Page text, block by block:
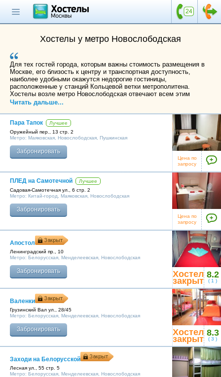
Хостелы у метро Новослободская
Для тех гостей города, которым важны стоимость размещения в
Москве, его близость к центру и транспортная доступность,
наиболее удобными окажутся недорогие гостиницы,
расположенные у станций Кольцевой ветки метрополитена.
Хостелы возле метро Новослободская отвечают всем этим
требованиям. Отсюда пешком за 10-15 минут можно дойти до
площади и детского парка. Всего три остановки на метро
отделяют туристов от Охотного ряда, Александровского сада,
Красной площади, Кремля, Исторического музея и собора
Василия Блаженного. Деловые люди оценят возможность быстро
добраться до Экспоцентра «На Красной Пресне» и Москва-Сити.
Ближайшие железнодорожные вокзалы, расположенные в 10-ти
Белорусский, Ярославский, Ленинградский и Казанский.
Читать дальше...
Пара Тапок
Лучшее
Оружейный пер., 13 стр. 2
Метро: Маяковская Новослободская Пушкинская
Забронировать
Цена по
запросу
ПЛЕД на Самотечной
Лучшее
Садовая-Самотечная ул., 6 стр. 2
Метро: Китай-город Маяковская Новослободская
Забронировать
Цена по
запросу
Апостол
Ленинградский пр., 10
Метро: Белорусская Менделеевская Новослободская
Забронировать Хостел
закрыт
8.2
( 1 )
Валенки
Грузинский Вал ул., 28/45
Метро: Белорусская Менделеевская Новослободская
Забронировать Хостел
закрыт
8.3
( 3 )
Заходи на Белорусской
Лесная ул., 55 стр. 5
Метро: Белорусская Менделеевская Новослободская
Главная страница
Поиск хостела
Отзывы о
хостелах
Каталог хостелов
Как оплатить
Контакты
Наши группы
в социальных сетях
Бесплатный по России
8 (800) 222-58-32
+7 (495) 646-74-40
Петербург
+7 (812) 418-22-18
Полная версия сайта